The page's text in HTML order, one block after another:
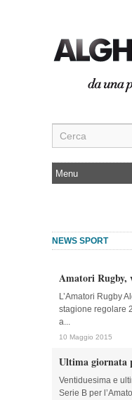
NEWS SPORT
Amatori Rugby,
L’Amatori Rugby
stagione regolare
a...
10 Maggio 2015
Ultima giornata
Ventiduesima e
Serie B per